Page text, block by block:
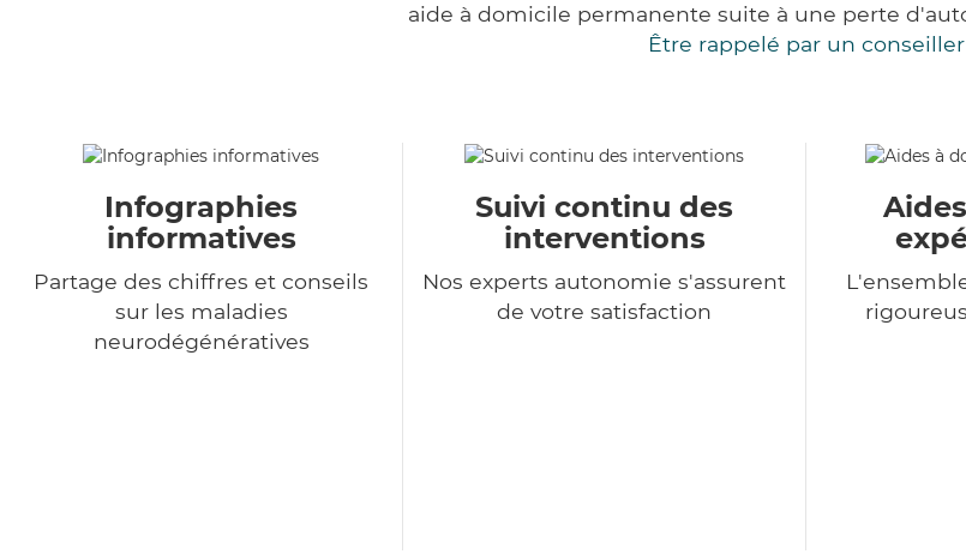
aide à domicile permanente suite à une perte
Être rappelé par un conseiller
Infographies
informatives
Partage des chiffres et conseils
sur les maladies
neurodégénératives
Suivi continu des
interventions
Nos experts autonomie s'assurent
de votre satisfaction